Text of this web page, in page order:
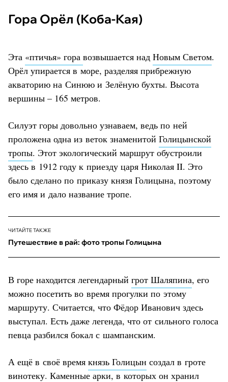
Гора Орёл (Коба-Кая)
Эта «птичья» гора возвышается над Новым Светом.
Орёл упирается в море, разделяя прибрежную
акваторию на Синюю и Зелёную бухты. Высота
вершины – 165 метров.
Силуэт горы довольно узнаваем, ведь по ней
проложена одна из веток знаменитой Голицынской
тропы. Этот экологический маршрут обустроили
здесь в 1912 году к приезду царя Николая II. Это
было сделано по приказу князя Голицына, поэтому
его имя и дало название тропе.
ЧИТАЙТЕ ТАКЖЕ
Путешествие в рай: фото тропы Голицына
В горе находится легендарный грот Шаляпина, его
можно посетить во время прогулки по этому
маршруту. Считается, что Фёдор Иванович здесь
выступал. Есть даже легенда, что от сильного голоса
певца разбился бокал с шампанским.
А ещё в своё время князь Голицын создал в гроте
винотеку. Каменные арки, в которых он хранил